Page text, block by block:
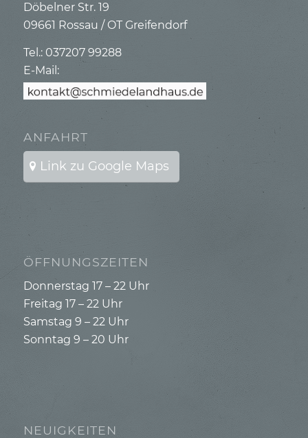
Döbelner Str. 19
09661 Rossau / OT Greifendorf
Tel.: 037207 99288
E-Mail:
ANFAHRT
Link zu Google Maps
ÖFFNUNGSZEITEN
Donnerstag 17 – 22 Uhr
Freitag 17 – 22 Uhr
Samstag 9 – 22 Uhr
Sonntag 9 – 20 Uhr
NEUIGKEITEN